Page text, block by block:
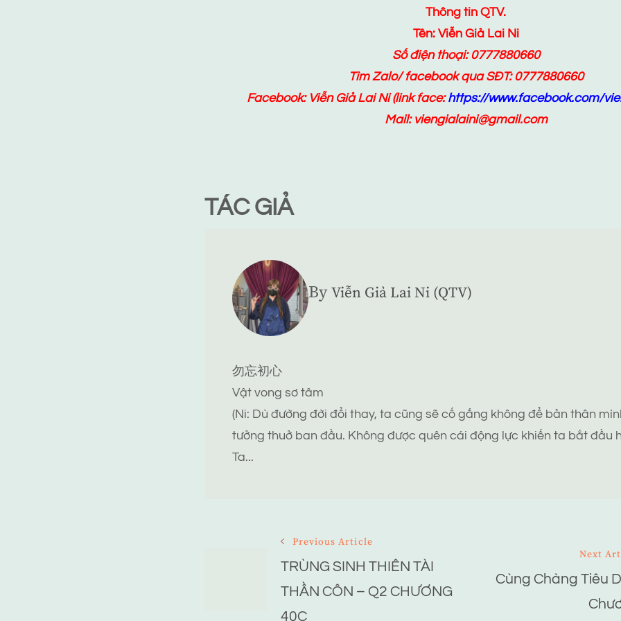
Thông tin QTV.
Tên: Viễn Giả Lai Ni
Số điện thoại: 0777880660
Tìm Zalo/ facebook qua SĐT: 0777880660
Facebook: Viễn Giả Lai Ni(link face:https://www.facebook.com/
Mail: viengialaini@gmail.com
TÁC GIẢ
By Viễn Giả Lai Ni (QTV)
勿忘初心
Vật vong sơ tâm
(Ni: Dù đường đời đổi thay, ta cũng sẽ cố gắng không để bản thân
tưởng thuở ban đầu. Không được quên cái động lực khiến ta bắt đầu
Ta...
Navigation
Previous Article
TRÙNG SINH THIÊN TÀI
THẦN CÔN – Q2 CHƯƠNG
40C
Next
Cùng Chàng Tiêu